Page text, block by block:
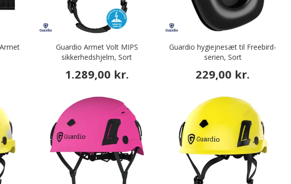
Guardio Armet Volt MIPS
sikkerhedshjelm, Sort
1.289,00 kr.
Guardio hygiejnesæt til Freebird-
serien, Sort
229,00 kr.